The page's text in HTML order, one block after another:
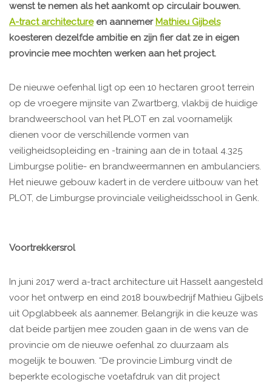
wenst te nemen als het aankomt op circulair bouwen.
A-tract architectureen aannemer Mathieu Gijbels
koesteren dezelfde ambitie en zijn fier dat ze in eigen
provincie mee mochten werken aan het project.
De nieuwe oefenhal ligt op een 10 hectaren groot terrein
op de vroegere mijnsite van Zwartberg, vlakbij de huidige
brandweerschool van het PLOT en zal voornamelijk
dienen voor de verschillende vormen van
veiligheidsopleiding en -training aan de in totaal 4.325
Limburgse politie- en brandweermannen en ambulanciers.
Het nieuwe gebouw kadert in de verdere uitbouw van het
PLOT, de Limburgse provinciale veiligheidsschool in Genk.
Voortrekkersrol
In juni 2017 werd a-tract architecture uit Hasselt aangesteld
voor het ontwerp en eind 2018 bouwbedrijf Mathieu Gijbels
uit Opglabbeek als aannemer. Belangrijk in die keuze was
dat beide partijen mee zouden gaan in de wens van de
provincie om de nieuwe oefenhal zo duurzaam als
mogelijk te bouwen. “De provincie Limburg vindt de
beperkte ecologische voetafdruk van dit project